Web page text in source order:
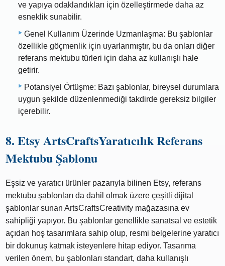
ve yapıya odaklandıkları için özelleştirmede daha az
esneklik sunabilir.
Genel Kullanım Üzerinde Uzmanlaşma: Bu şablonlar
özellikle göçmenlik için uyarlanmıştır, bu da onları diğer
referans mektubu türleri için daha az kullanışlı hale
getirir.
Potansiyel Örtüşme: Bazı şablonlar, bireysel durumlara
uygun şekilde düzenlenmediği takdirde gereksiz bilgiler
içerebilir.
8. Etsy ArtsCraftsYaratıcılık Referans
Mektubu Şablonu
Eşsiz ve yaratıcı ürünler pazarıyla bilinen Etsy, referans
mektubu şablonları da dahil olmak üzere çeşitli dijital
şablonlar sunan ArtsCraftsCreativity mağazasına ev
sahipliği yapıyor. Bu şablonlar genellikle sanatsal ve estetik
açıdan hoş tasarımlara sahip olup, resmi belgelerine yaratıcı
bir dokunuş katmak isteyenlere hitap ediyor. Tasarıma
verilen önem, bu şablonları standart, daha kullanışlı